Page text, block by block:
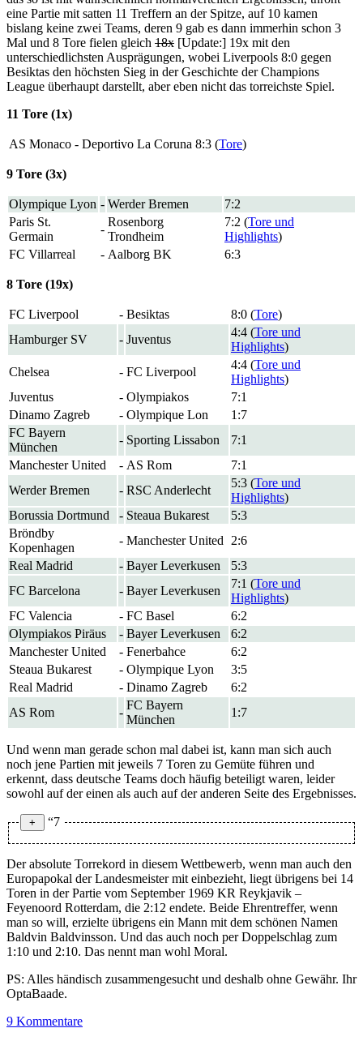
eine Partie mit satten 11 Treffern an der Spitze, auf 10 kamen
bislang keine zwei Teams, deren 9 gab es dann immerhin schon 3
Mal und 8 Tore fielen gleich 18x [Update:] 19x mit den
unterschiedlichsten Ausprägungen, wobei Liverpools 8:0 gegen
Besiktas den höchsten Sieg in der Geschichte der Champions
League überhaupt darstellt, aber eben nicht das torreichste Spiel.
11 Tore (1x)
AS Monaco - Deportivo La Coruna 8:3 (Tore)
9 Tore (3x)
Olympique Lyon - Werder Bremen
7:2
Paris St.
Germain
-
Rosenborg
Trondheim
7:2 (Tore und
Highlights)
FC Villarreal
- Aalborg BK 6:3
8 Tore (19x)
FC Liverpool - Besiktas 8:0 (Tore)
Hamburger SV
- Juventus
4:4 (Tore und
Highlights)
Chelsea
- FC Liverpool
4:4 (Tore und
Highlights)
Juventus
- Olympiakos
7:1
Dinamo Zagreb
- Olympique Lon
1:7
FC Bayern
München
- Sporting Lissabon
7:1
Manchester United
- AS Rom
7:1
Werder Bremen
- RSC Anderlecht
5:3 (Tore und
Highlights)
Borussia Dortmund
- Steaua Bukarest
5:3
Bröndby
Kopenhagen
- Manchester United
2:6
Real Madrid
- Bayer Leverkusen
5:3
FC Barcelona
- Bayer Leverkusen
7:1 (Tore und
Highlights)
FC Valencia
- FC Basel
6:2
Olympiakos Piräus
- Bayer Leverkusen
6:2
Manchester United
- Fenerbahce
6:2
Steaua Bukarest
- Olympique Lyon
3:5
Real Madrid
- Dinamo Zagreb
6:2
AS Rom
-
FC Bayern
München
1:7
Und wenn man gerade schon mal dabei ist, kann man sich auch
noch jene Partien mit jeweils 7 Toren zu Gemüte führen und
erkennt, dass deutsche Teams doch häufig beteiligt waren, leider
sowohl auf der einen als auch auf der anderen Seite des Ergebnisses.
“7
FC Valencia – KRC Genk
7:0
FC Arsenal
– Slavia Prag
7:0
Juventus
–
Olympiakos
Piräus
7:0
Manchester United – Real Madrid
Marseille
– FC Zürich
6:1
Real Madrid
Der absolute Torrekord in diesem Wettbewerb, wenn man auch den
Europapokal der Landesmeister mit einbezieht, liegt übrigens bei 14
Toren in der Partie vom September 1969 KR Reykjavik –
Feyenoord Rotterdam, die 2:12 endete. Beide Ehrentreffer, wenn
man so will, erzielte übrigens ein Mann mit dem schönen Namen
Baldvin Baldvinsson. Und das auch noch per Doppelschlag zum
1:10 und 2:10. Das nennt man wohl Moral.
PS: Alles händisch zusammengesucht und deshalb ohne Gewähr. Ihr
OptaBaade.
9 Kommentare